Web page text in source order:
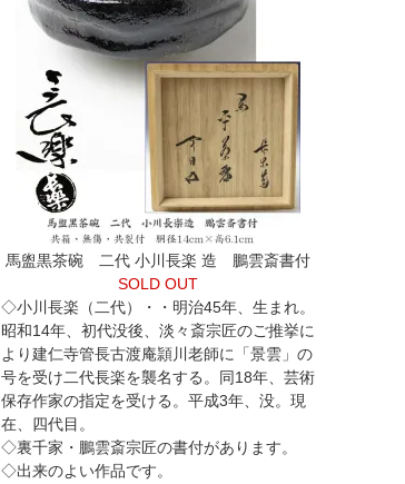
馬盥黒茶碗 二代 小川長楽 造 鵬雲斎書付
SOLD OUT
◇小川長楽（二代）・・明治45年、生まれ。
昭和14年、初代没後、淡々斎宗匠のご推挙に
より建仁寺管長古渡庵頴川老師に「景雲」の
号を受け二代長楽を襲名する。同18年、芸術
保存作家の指定を受ける。平成3年、没。現
在、四代目。
◇裏千家・鵬雲斎宗匠の書付があります。
◇出来のよい作品です。